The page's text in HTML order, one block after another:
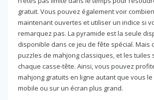
gratuit. Vous pouvez également voir
maintenant ouvertes et utiliser un indice si
remarquez pas. La pyramide est la seule
disponible dans ce jeu de fête spécial. Mais
puzzles de mahjong classiques, et les tuiles
chaque casse-tête. Ainsi, vous pouvez
mahjong gratuits en ligne autant que vous
mobile ou sur un écran plus grand.